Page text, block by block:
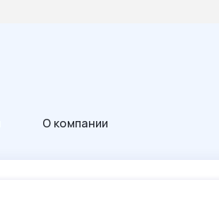
О компании